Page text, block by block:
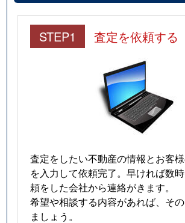
STEP1 査定を依頼する
査定をしたい不動産の情報とお客
を入力して依頼完了。早ければ数
頼をした会社から連絡がきます。
希望や相談する内容があれば、そ
ましょう。